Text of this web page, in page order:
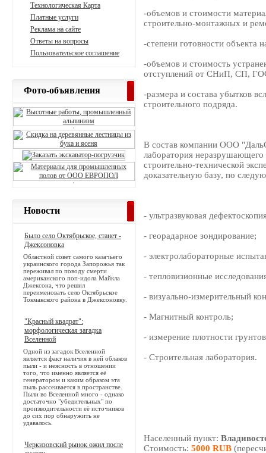
-объемов и стоимости
строительно-монтажных и
-степени готовности объекта
-объемов и стоимость
отступлений от СНиП, СП,
-размера и состава убытков
строительного подряда.
В состав компании ООО
лаборатория неразрушающего
строительно-технической
доказательную базу, по
- ультразвуковая
- георадарное зондирование;
- электролабораторные
- тепловизионные
- визуально-измерительный
- Магнитный контроль;
- измерение плотности
- Строительная лаборатория.
Населенный пункт:
Стоимость:5000 RUB
Технологическая Карта
Платные услуги
Реклама на сайте
Ответы на вопросы
Пользовательское соглашение
Фото-объявления
Новости
Было село Октябрьское, станет -
Джексоновка
Областной совет самого казачьего
украинского города Запорожья так
переживал по поводу смерти
американского поп-идола Майкла
Джексона, что решил
переименовать село Октябрьское
Токмакского района в Джексоновку.
"Красный квадрат":
морфологическая загадка
Вселенной
Одной из загадок Вселенной
является факт наличия в ней облаков
пыли - и неясность в отношении
того, что именно является её
генератором и каким образом эта
пыль рассеивается в пространстве.
Пыли во Вселенной много - однако
достаточно "убедительных" по
производительности её источников
до сих пор обнаружить не
удавалось.
Черкизовский рынок ожил после